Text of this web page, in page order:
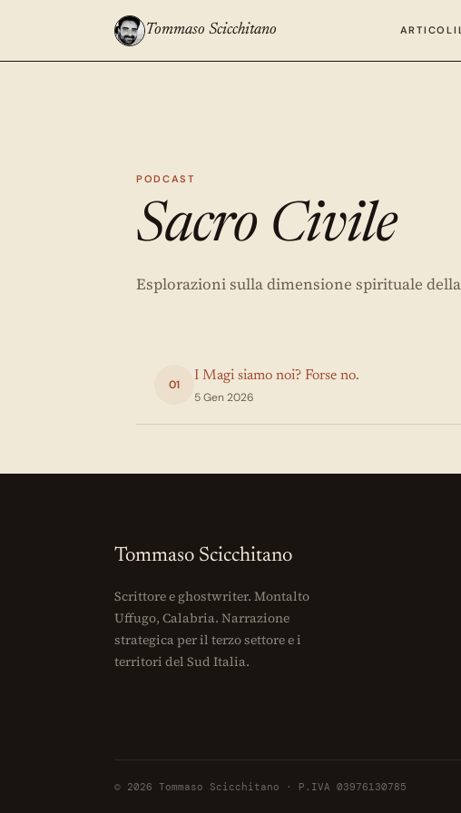
Tommaso Scicchitano ARTICOLI
PODCAST
Sacro Civile
Esplorazioni sulla dimensione spirituale
01
I Magi siamo noi? Forse no.
5 Gen 2026
Tommaso Scicchitano
Scrittore e ghostwriter. Montalto
Uffugo, Calabria. Narrazione
strategica per il terzo settore e i
territori del Sud Italia.
© 2026 Tommaso Scicchitano · P.IVA 03976130785